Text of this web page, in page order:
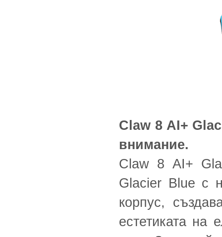
Claw 8 AI+
внимание.
Claw 8 AI+
Glacier Blue с
корпус,
естетиката на